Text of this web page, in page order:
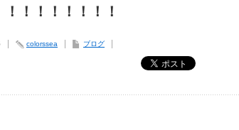
！！！！！！！
colorssea ブログ